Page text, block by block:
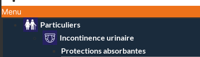
Menu
Particuliers
Incontinence urinaire
Protections absorbantes